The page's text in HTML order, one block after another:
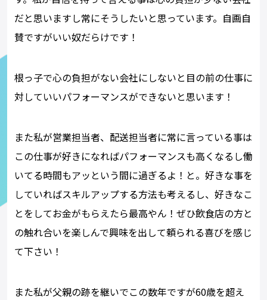
だと思いますし常にそうしたいと思っています。自画自
賛ですがいい奴だらけです！
根っ子で心の負担がない会社にしないと目の前の仕事に
対していいパフォーマンスができないと思います！
また私が営業担当者、配送担当者に常に言っている事は
この仕事が好きになればパフォーマンスも高くなるし働
いてる時間もアッという間に過ぎるよ！と。好きな事を
していればスキルアップする方法も考えるし、好きなこ
とをしてお金がもらえたら最高やん！ぜひ飲食店の方と
の触れ合いを楽しんで興味を出して頼られる喜びを感じ
て下さい！
また私が父親の跡を継いでこの数年ですが60歳を超え